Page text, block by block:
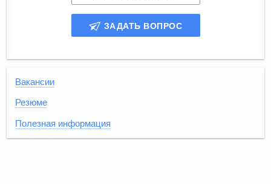
ЗАДАТЬ ВОПРОС
Вакансии
Резюме
Полезная информация